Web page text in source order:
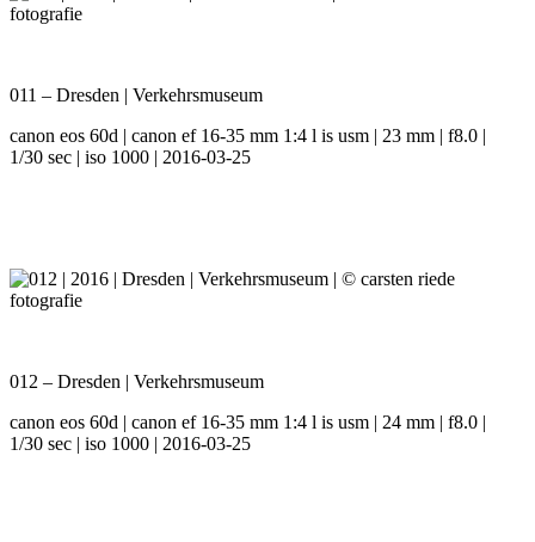
011 – Dresden | Verkehrsmuseum
canon eos 60d | canon ef 16-35 mm 1:4 l is usm | 23 mm | f8.0 |
1/30 sec | iso 1000 | 2016-03-25
012 – Dresden | Verkehrsmuseum
canon eos 60d | canon ef 16-35 mm 1:4 l is usm | 24 mm | f8.0 |
1/30 sec | iso 1000 | 2016-03-25